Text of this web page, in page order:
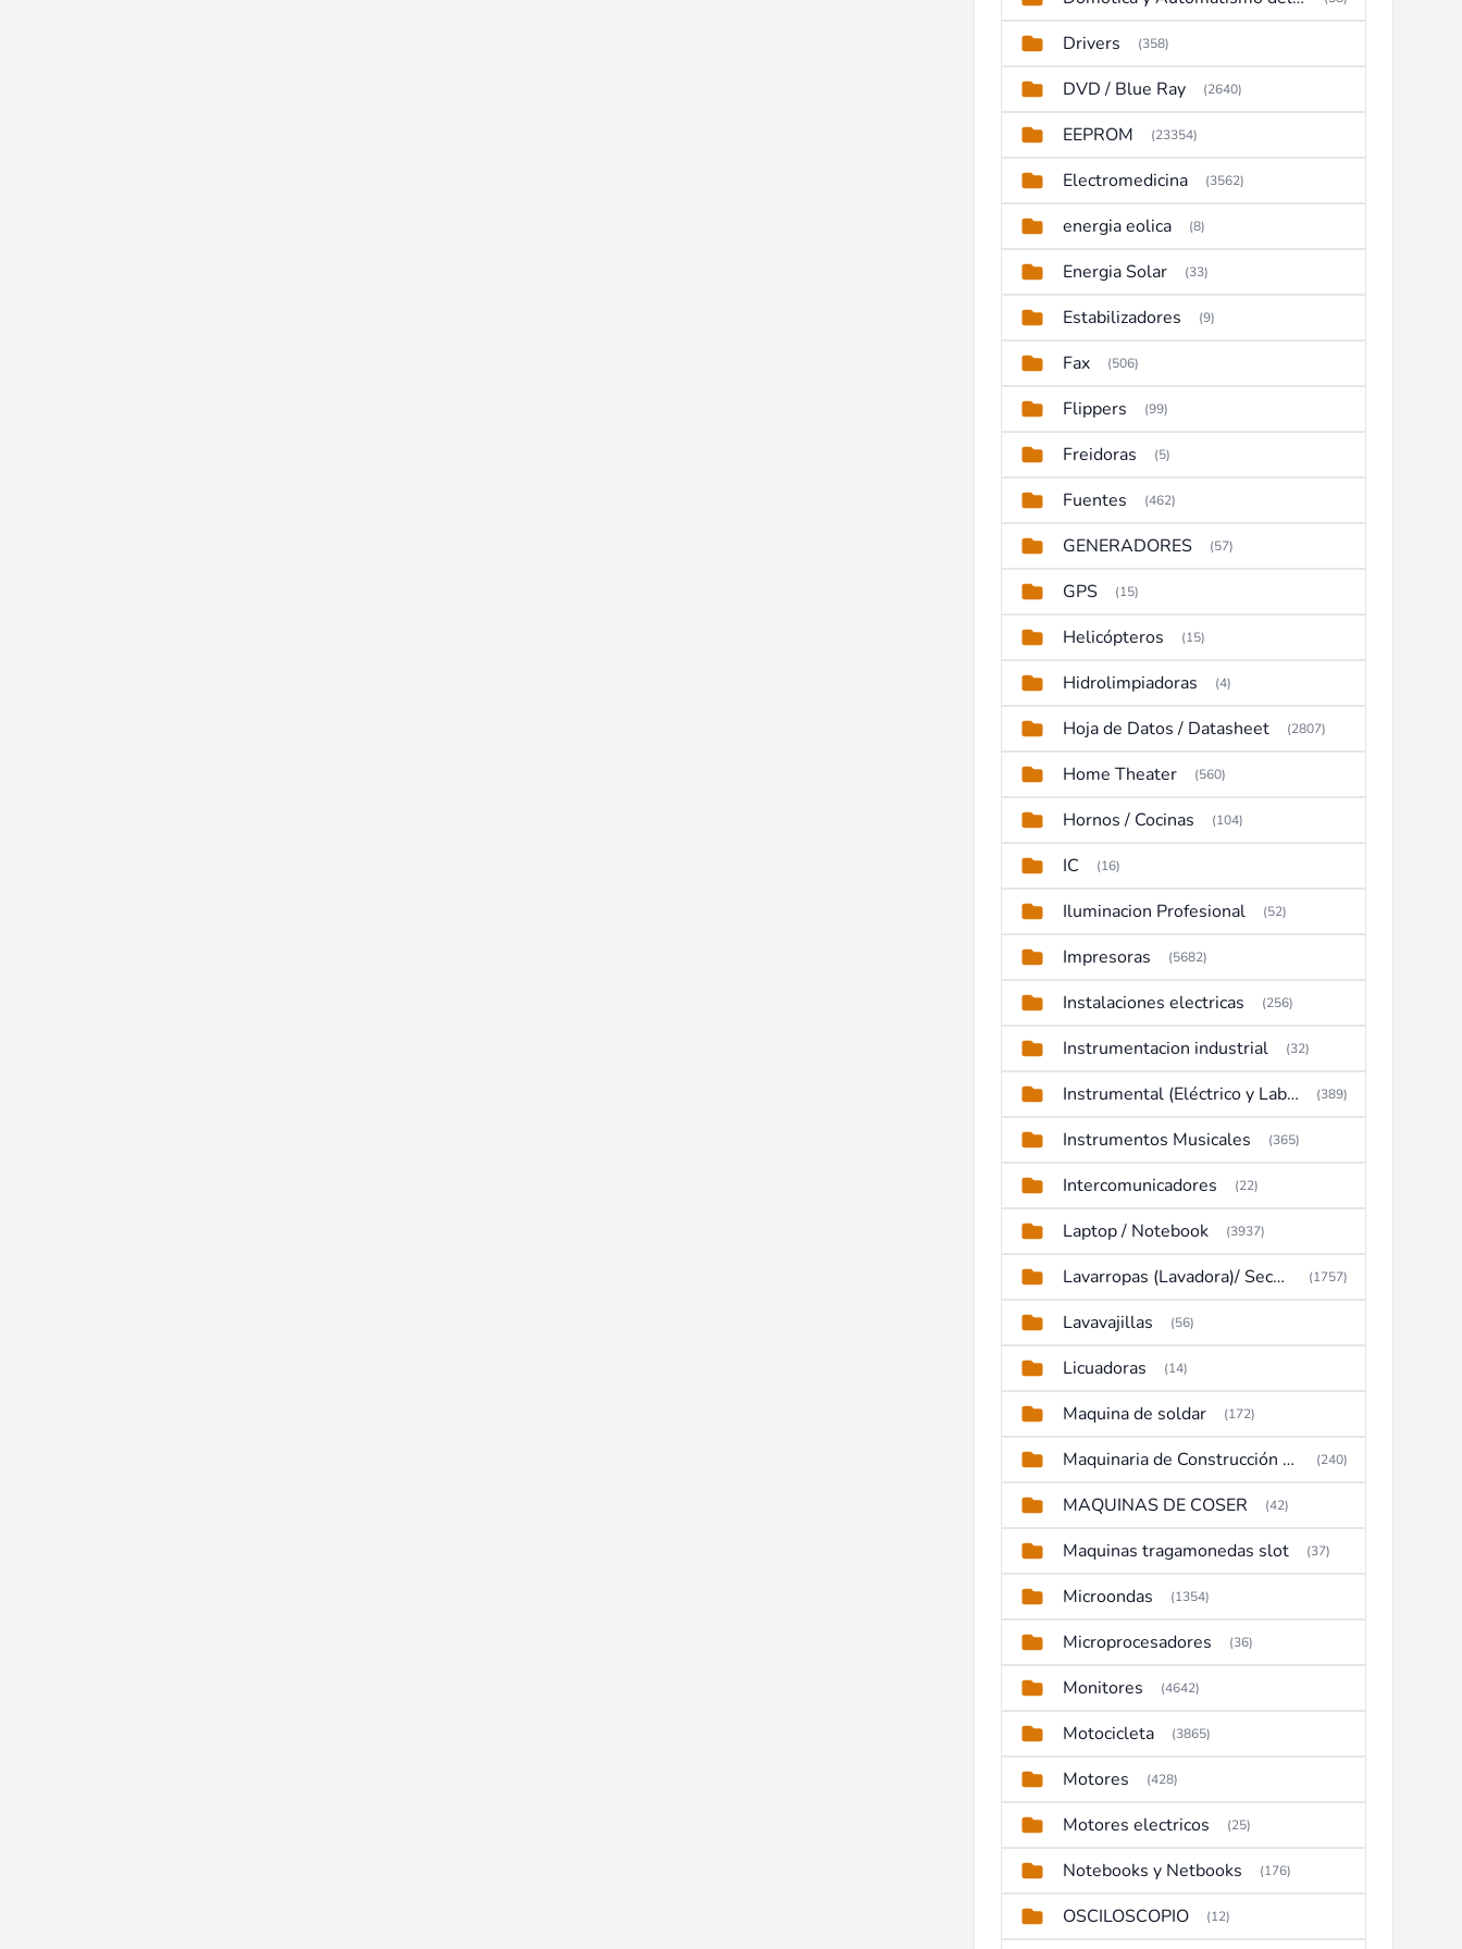
Drivers (358)
DVD / Blue Ray (2640)
EEPROM (23354)
Electromedicina (3562)
energia eolica (8)
Energia Solar (33)
Estabilizadores (9)
Fax (506)
Flippers (99)
Freidoras (5)
Fuentes (462)
GENERADORES (57)
GPS (15)
Helicópteros (15)
Hidrolimpiadoras (4)
Hoja de Datos / Datasheet (2807)
Home Theater (560)
Hornos / Cocinas (104)
IC (16)
Iluminacion Profesional (52)
Impresoras (5682)
Instalaciones electricas (256)
Instrumentacion industrial (32)
Instrumental (Eléctrico y Laboratorio) (389)
Instrumentos Musicales (365)
Intercomunicadores (22)
Laptop / Notebook (3937)
Lavarropas (Lavadora)/ Secadoras (1757)
Lavavajillas (56)
Licuadoras (14)
Maquina de soldar (172)
Maquinaria de Construcción (Maquinaria Pesada) (240)
MAQUINAS DE COSER (42)
Maquinas tragamonedas slot (37)
Microondas (1354)
Microprocesadores (36)
Monitores (4642)
Motocicleta (3865)
Motores (428)
Motores electricos (25)
Notebooks y Netbooks (176)
OSCILOSCOPIO (12)